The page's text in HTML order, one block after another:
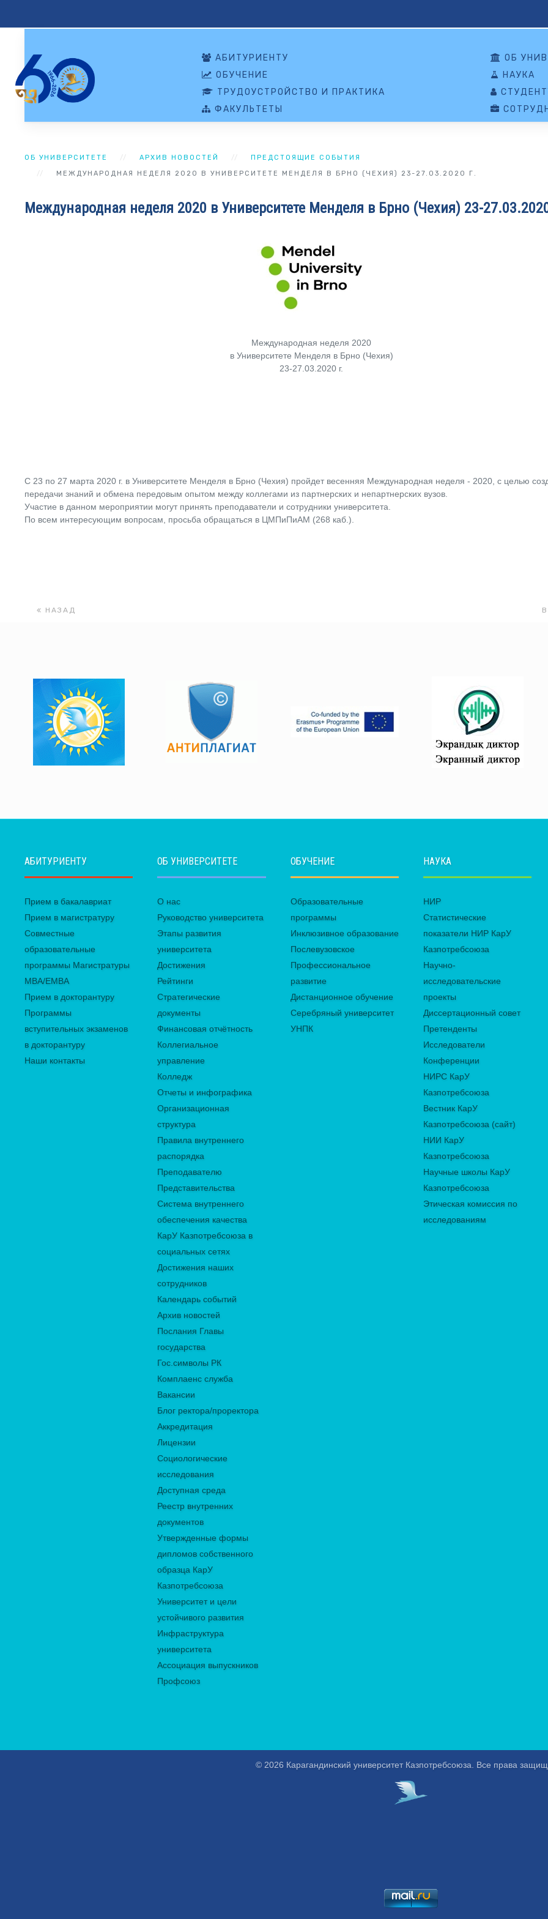
АБИТУРИЕНТУ
ОБ
ОБУЧЕНИЕ
НАУКА
ТРУДОУСТРОЙСТВО И ПРАКТИКА
ФАКУЛЬТЕТЫ
ОБ УНИВЕРСИТЕТЕ АРХИВ НОВОСТЕЙ
ПРЕДСТОЯЩИЕ СОБЫТИЯ
МЕЖДУНАРОДНАЯ НЕДЕЛЯ 2020 В УНИВЕРСИТЕТЕ МЕНДЕЛЯ В БРНО (ЧЕХИЯ) 23-27.03.2020 Г.
Международная неделя 2020 в Университете Менделя в Брно (Чехия) 23-
Международная неделя 2020
в Университете Менделя в Брно (Чехия)
23-27.03.2020 г.
С 23 по 27 марта 2020 г. в Университете Менделя в Брно (Чехия) пройдет весенняя Международная неделя - 2020, с целью
передачи знаний и обмена передовым опытом между коллегами из партнерских и непартнерских вузов.
Участие в данном мероприятии могут принять преподаватели и сотрудники университета.
По всем интересующим вопросам, просьба обращаться в ЦМПиПиАМ (268 каб.).
НАЗАД
АБИТУРИЕНТУ
Прием в бакалавриат
Прием в магистратуру
Совместные
образовательные
программы Магистратуры
MBA/EMBA
Прием в докторантуру
Программы
вступительных экзаменов
в докторантуру
Наши контакты
ОБ УНИВЕРСИТЕТЕ
О нас
Руководство университета
Этапы развития
университета
Достижения
Рейтинги
Стратегические
документы
Финансовая отчётность
Коллегиальное
управление
Колледж
Отчеты и инфографика
Организационная
структура
Правила внутреннего
распорядка
Преподавателю
Представительства
Система внутреннего
обеспечения качества
КарУ Казпотребсоюза в
социальных сетях
Достижения наших
сотрудников
Календарь событий
Архив новостей
Послания Главы
государства
Гос.символы РК
Комплаенс служба
Вакансии
Блог ректора/проректора
Аккредитация
Лицензии
Социологические
исследования
Доступная среда
Реестр внутренних
документов
Утвержденные формы
дипломов собственного
образца КарУ
Казпотребсоюза
Университет и цели
устойчивого развития
Инфраструктура
университета
Ассоциация выпускников
Профсоюз
ОБУЧЕНИЕ
Образовательные
программы
Инклюзивное образование
Послевузовское
Профессиональное
развитие
Дистанционное обучение
Серебряный университет
УНПК
НАУКА
НИР
Статистические
показатели НИР КарУ
Казпотребсоюза
Научно-
исследовательские
проекты
Диссертационный совет
Претенденты
Исследователи
Конференции
НИРС КарУ
Казпотребсоюза
Вестник КарУ
Казпотребсоюза (сайт)
НИИ КарУ
Казпотребсоюза
Научные школы КарУ
Казпотребсоюза
Этическая комиссия по
исследованиям
© 2026 Карагандинский университет Казпотребсоюза. Все права